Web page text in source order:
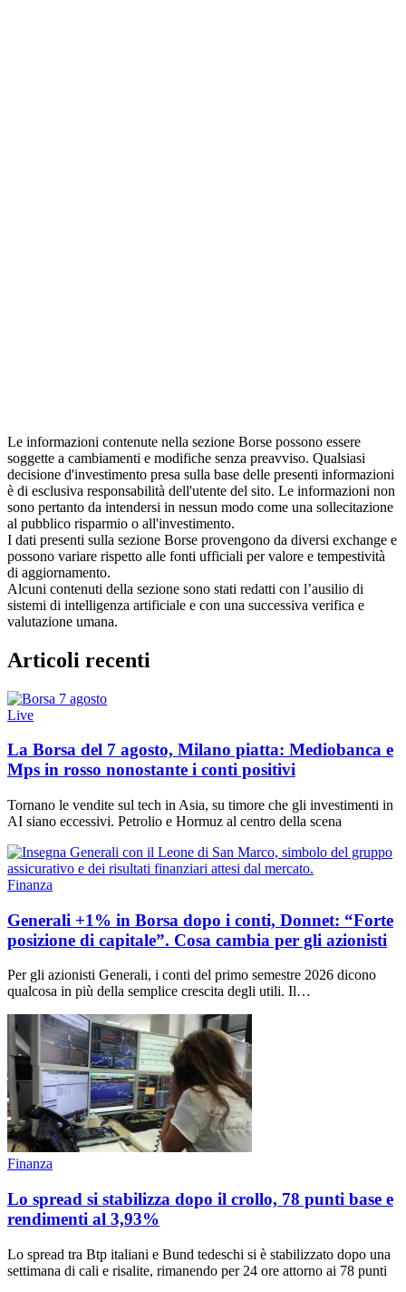
Le informazioni contenute nella sezione Borse possono essere
soggette a cambiamenti e modifiche senza preavviso. Qualsiasi
decisione d'investimento presa sulla base delle presenti informazioni
è di esclusiva responsabilità dell'utente del sito. Le informazioni non
sono pertanto da intendersi in nessun modo come una sollecitazione
al pubblico risparmio o all'investimento.
I dati presenti sulla sezione Borse provengono da diversi exchange e
possono variare rispetto alle fonti ufficiali per valore e tempestività
di aggiornamento.
Alcuni contenuti della sezione sono stati redatti con l’ausilio di
sistemi di intelligenza artificiale e con una successiva verifica e
valutazione umana.
Articoli recenti
Live
La Borsa del 7 agosto, Milano piatta: Mediobanca e
Mps in rosso nonostante i conti positivi
Tornano le vendite sul tech in Asia, su timore che gli investimenti in
AI siano eccessivi. Petrolio e Hormuz al centro della scena
Finanza
Generali +1% in Borsa dopo i conti, Donnet: “Forte
posizione di capitale”. Cosa cambia per gli azionisti
Per gli azionisti Generali, i conti del primo semestre 2026 dicono
qualcosa in più della semplice crescita degli utili. Il…
Finanza
Lo spread si stabilizza dopo il crollo, 78 punti base e
rendimenti al 3,93%
Lo spread tra Btp italiani e Bund tedeschi si è stabilizzato dopo una
settimana di cali e risalite, rimanendo per 24 ore attorno ai 78 punti